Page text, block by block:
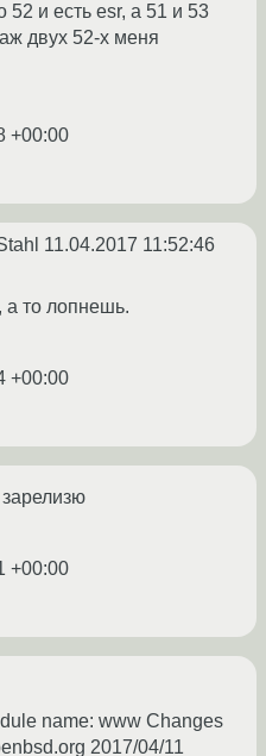
52 и есть esr, а 51 и 53
двух 52-х меня
+00:00
11.04.2017 11:52:46
а то лопнешь.
+00:00
+00:00
name: www Changes
2017/04/11